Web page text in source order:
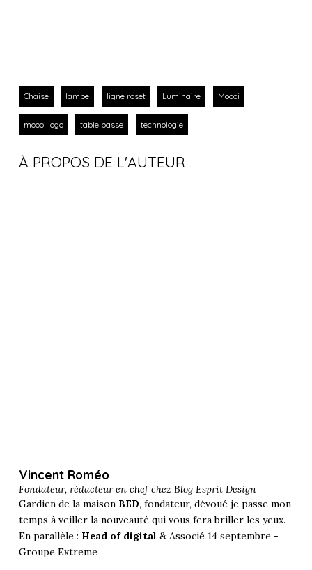
Chaise lampe ligne roset Luminaire Moooi
moooi logo table basse technologie
À PROPOS DE L'AUTEUR
Vincent Roméo
Fondateur, rédacteur en chef chez Blog Esprit Design
Gardien de la maison BED, fondateur, dévoué je passe mon
temps à veiller la nouveauté qui vous fera briller les yeux.
En parallèle : Head of digital & Associé 14 septembre -
Groupe Extreme